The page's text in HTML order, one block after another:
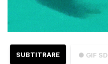
● GIF SD
SUBTITRARE